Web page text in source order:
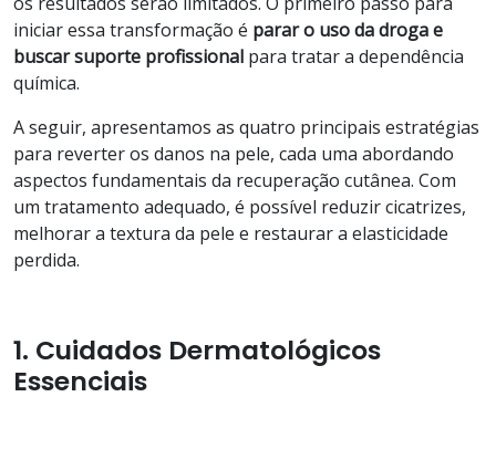
iniciar essa transformação é parar o uso da droga e
buscar suporte profissional para tratar a dependência
química.
A seguir, apresentamos as quatro principais estratégias
para reverter os danos na pele, cada uma abordando
aspectos fundamentais da recuperação cutânea. Com
um tratamento adequado, é possível reduzir cicatrizes,
melhorar a textura da pele e restaurar a elasticidade
perdida.
1. Cuidados Dermatológicos
Essenciais